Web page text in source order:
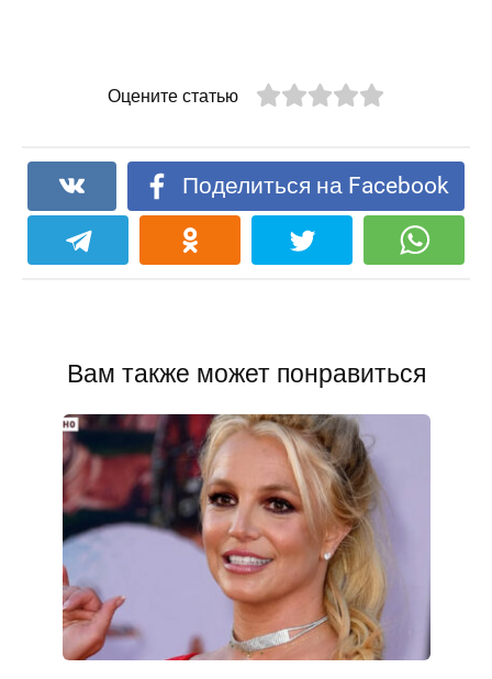
Оцените статью
Поделиться на Facebook
Вам также может понравиться